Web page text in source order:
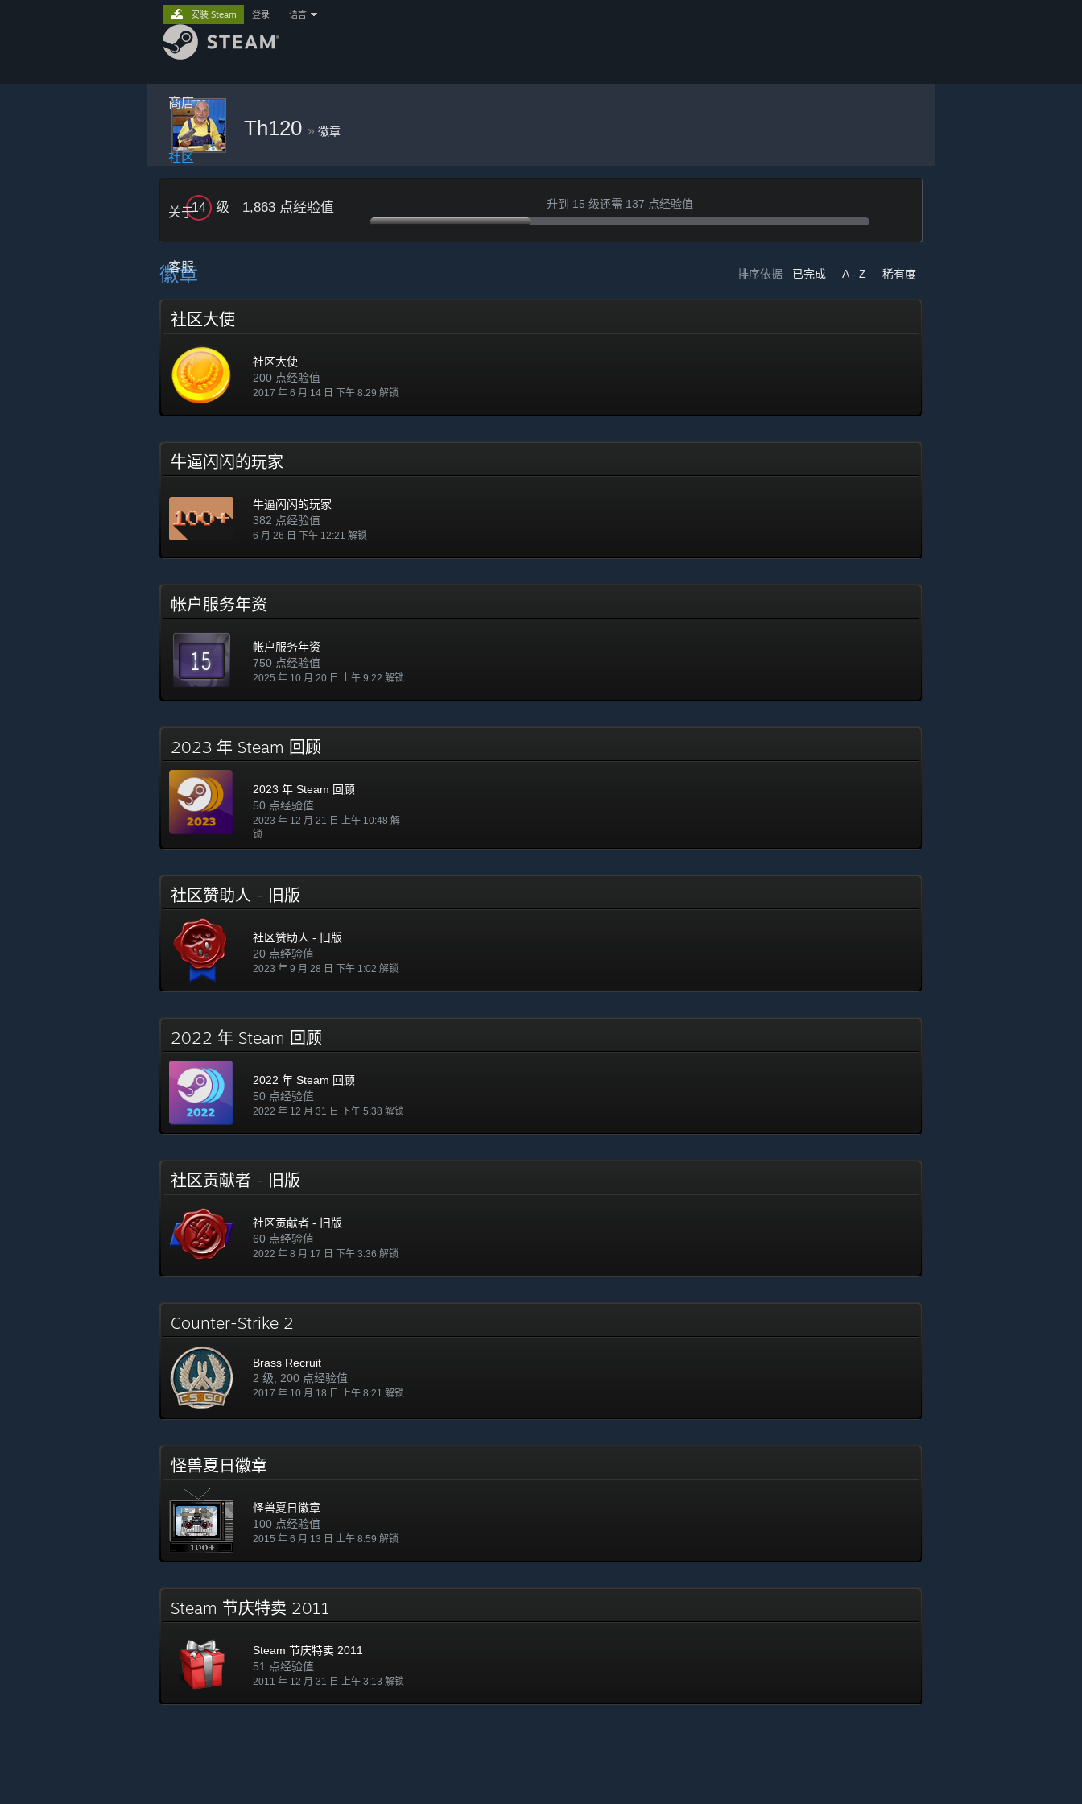
商店
社区
关于
客服
安装 Steam 登录 语言
Th120 » 徽章
14 级 1,863 点经验值 升到 15 级还需 137 点经验值
排序依据 已完成 A - Z 稀有度
徽章
社区大使
社区大使
200 点经验值
2017 年 6 月 14 日 下午 8:29 解锁
牛逼闪闪的玩家
牛逼闪闪的玩家
382 点经验值
6 月 26 日 下午 12:21 解锁
帐户服务年资
帐户服务年资
750 点经验值
2025 年 10 月 20 日 上午 9:22 解锁
2023 年 Steam 回顾
2023 年 Steam 回顾
50 点经验值
2023 年 12 月 21 日 上午 10:48 解
锁
社区赞助人 - 旧版
社区赞助人 - 旧版
20 点经验值
2023 年 9 月 28 日 下午 1:02 解锁
2022 年 Steam 回顾
2022 年 Steam 回顾
50 点经验值
2022 年 12 月 31 日 下午 5:38 解锁
社区贡献者 - 旧版
社区贡献者 - 旧版
60 点经验值
2022 年 8 月 17 日 下午 3:36 解锁
Counter-Strike 2
Brass Recruit
2 级, 200 点经验值
2017 年 10 月 18 日 上午 8:21 解锁
怪兽夏日徽章
怪兽夏日徽章
100 点经验值
2015 年 6 月 13 日 上午 8:59 解锁
Steam 节庆特卖 2011
Steam 节庆特卖 2011
51 点经验值
2011 年 12 月 31 日 上午 3:13 解锁